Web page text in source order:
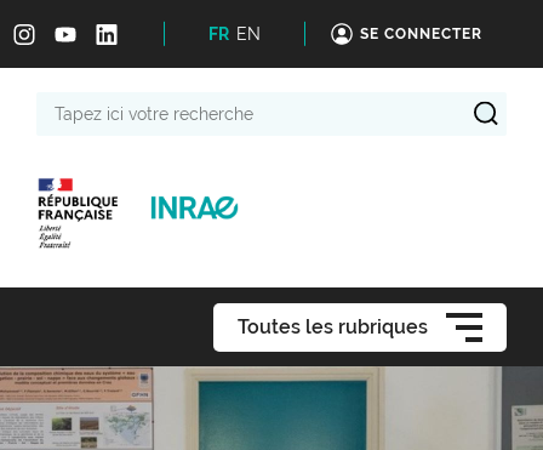
FR EN SE CONNECTER
Toutes les rubriques